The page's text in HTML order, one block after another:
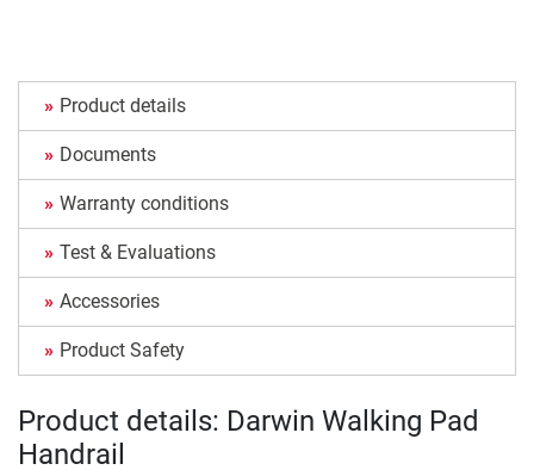
Product details
Documents
Warranty conditions
Test & Evaluations
Accessories
Product Safety
Product details: Darwin Walking Pad
Handrail